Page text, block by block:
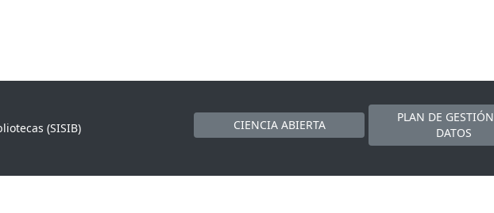
(SISIB)
CIENCIA ABIERTA
PLAN DE
DATOS